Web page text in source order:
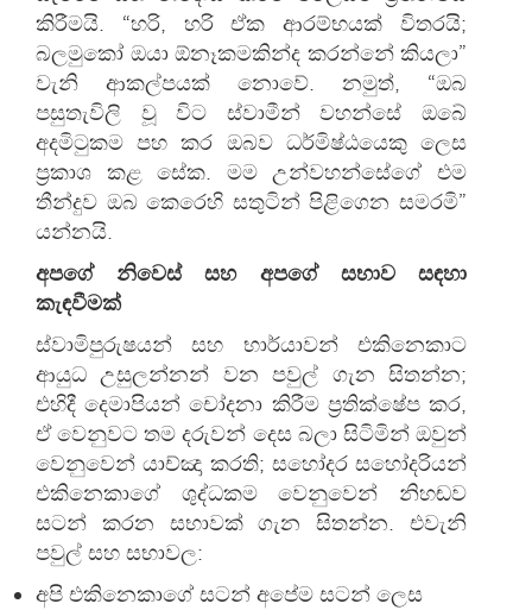
කිරීමයි. “හරි, හරි ඒක ආරම්භයක් විතරයි;
බලමුකෝ ඔයා ඕනෑකමකින්ද කරන්නේ කියලා”
වැනි ආකල්පයක් නොවේ. නමුත්, “ඔබ
පසුතැවිලි වූ විට ස්වාමීන් වහන්සේ ඔබේ
අදමිටුකම පහ කර ඔබව ධර්මිෂ්ඨයෙකු ලෙස
ප්‍රකාශ කළ සේක. මම උන්වහන්සේගේ එම
තීන්දුව ඔබ කෙරෙහි සතුටින් පිළිගෙන සමරමි”
යන්නයි.
අපගේ නිවෙස් සහ අපගේ සභාව සඳහා
කැඳවීමක්
ස්වාමිපුරුෂයන් සහ භාර්යාවන් එකිනෙකාට
ආයුධ උසුලන්නන් වන පවුල් ගැන සිතන්න;
එහිදී දෙමාපියන් චෝදනා කිරීම ප්‍රතික්ෂේප කර,
ඒ වෙනුවට තම දරුවන් දෙස බලා සිටිමින් ඔවුන්
වෙනුවෙන් යාච්ඤා කරති; සහෝදර සහෝදරියන්
එකිනෙකාගේ ශුද්ධකම වෙනුවෙන් නිහඬව
සටන් කරන සභාවක් ගැන සිතන්න. එවැනි
පවුල් සහ සභාවල:
අපි එකිනෙකාගේ සටන් අපේම සටන් ලෙස